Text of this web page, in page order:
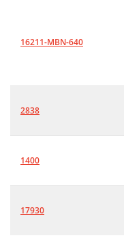
16211-MBN-640
2838
1400
17930